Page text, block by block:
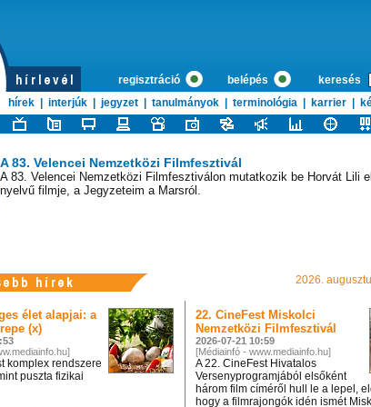
regisztráció belépés keresés
hírek
interjúk jegyzet tanulmányok terminológia karrier
Álláskeresés nyáron: Aranybánya vagy időpazarlás?
A nyári hőségben sokan úgy vélik, hogy a toborzás is szabadságra
felesleges önéletrajzokat küldözgetni.
A 83. Velencei Nemzetközi Filmfesztivál
A 83. Velencei Nemzetközi Filmfesztiválon mutatkozik be Horvát Lili
nyelvű filmje, a Jegyzeteim a Marsról.
22. CineFest Miskolci Nemzetközi Filmfesztivál
A 22. CineFest Hivatalos Versenyprogramjából elsőként három film
lepel, előrevetítve, hogy a filmrajongók idén ismét Miskolcon láthatjuk
alkotásait.
Új időpontban érkezik a veszprémi filmes fesztivál: visszatér
2026.
élet alapjai: a
(x)
komplex rendszere
puszta fizikai
22. CineFest Miskolci
Nemzetközi Filmfesztivál
2026-07-21 10:59
[Médiainfó - www.mediainfo.hu]
A 22. CineFest Hivatalos
Versenyprogramjából elsőként
három film címéről hull le a lepel,
hogy a filmrajongók idén ismét